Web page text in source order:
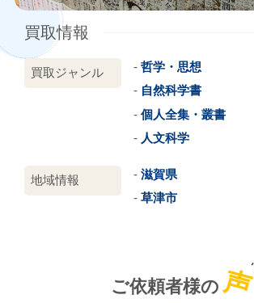
買取情報
買取ジャンル
哲学・思想
自然科学書
個人全集・叢書
人文科学
地域情報
滋賀県
草津市
ご依頼者様の声